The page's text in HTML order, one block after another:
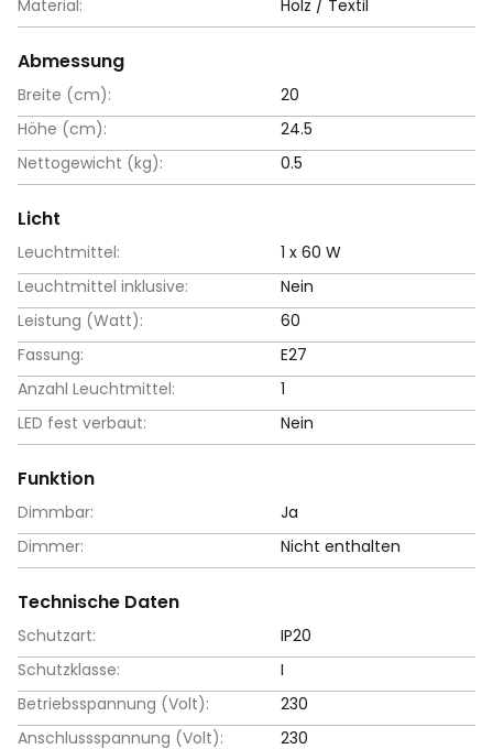
Material:
Holz / Textil
Abmessung
Breite (cm):
20
Höhe (cm):
24.5
Nettogewicht (kg):
0.5
Licht
Leuchtmittel:
1 x 60 W
Leuchtmittel inklusive:
Nein
Leistung (Watt):
60
Fassung:
E27
Anzahl Leuchtmittel:
1
LED fest verbaut:
Nein
Funktion
Dimmbar:
Ja
Dimmer:
Nicht enthalten
Technische Daten
Schutzart:
IP20
Schutzklasse:
I
Betriebsspannung (Volt):
230
Anschlussspannung (Volt):
230